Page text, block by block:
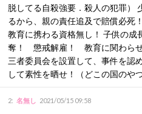
脱してる自殺強要．殺人の犯罪）
るから、親の責任追及で賠償必死
教育に携わる資格無し！ 子供の成
奪！ 懲戒解雇！ 教育に関わら
三者委員会を設置して、事件を認
して素性を晒せ！（どこの国のや
2: 名無し 2021/05/15 09:58